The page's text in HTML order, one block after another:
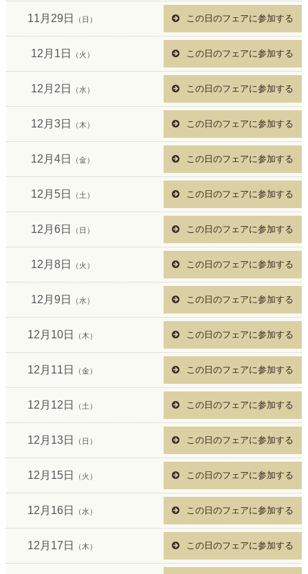
11月29日 （日） この日のフェアに参加する
12月1日 （火） この日のフェアに参加する
12月2日 （水） この日のフェアに参加する
12月3日 （木） この日のフェアに参加する
12月4日 （金） この日のフェアに参加する
12月5日 （土） この日のフェアに参加する
12月6日 （日） この日のフェアに参加する
12月8日 （火） この日のフェアに参加する
12月9日 （水） この日のフェアに参加する
12月10日 （木） この日のフェアに参加する
12月11日 （金） この日のフェアに参加する
12月12日 （土） この日のフェアに参加する
12月13日 （日） この日のフェアに参加する
12月15日 （火） この日のフェアに参加する
12月16日 （水） この日のフェアに参加する
12月17日 （木） この日のフェアに参加する